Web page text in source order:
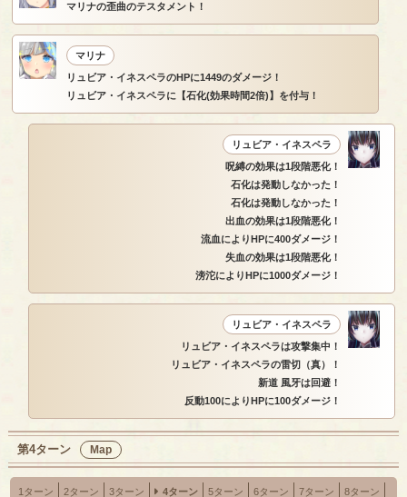
マリナの歪曲のテスタメント！
マリナ
リュビア・イネスペラのHPに1449のダメージ！
リュビア・イネスペラに【石化(効果時間2倍)】を付与！
リュビア・イネスペラ
呪縛の効果は1段階悪化！
石化は発動しなかった！
石化は発動しなかった！
出血の効果は1段階悪化！
流血によりHPに400ダメージ！
失血の効果は1段階悪化！
滂沱によりHPに1000ダメージ！
リュビア・イネスペラ
リュビア・イネスペラは攻撃集中！
リュビア・イネスペラの雷切（真）！
新道 風牙は回避！
反動100によりHPに100ダメージ！
第4ターン Map
1ターン 2ターン 3ターン 4ターン 5ターン 6ターン 7ターン
8ターン